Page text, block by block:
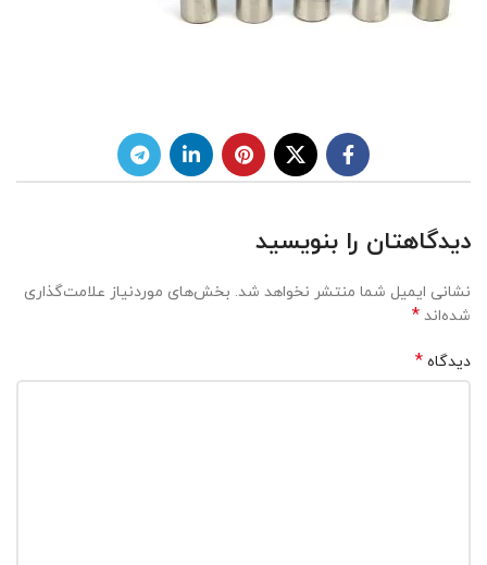
دیدگاهتان را بنویسید
نشانی ایمیل شما منتشر نخواهد شد. بخش‌های موردنیاز علامت‌گذاری
شده‌اند *
دیدگاه *